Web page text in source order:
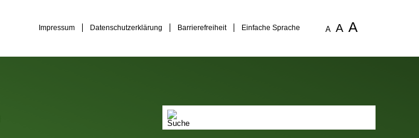
Impressum Datenschutzerklärung Barrierefreiheit Einfache Sprache A A A